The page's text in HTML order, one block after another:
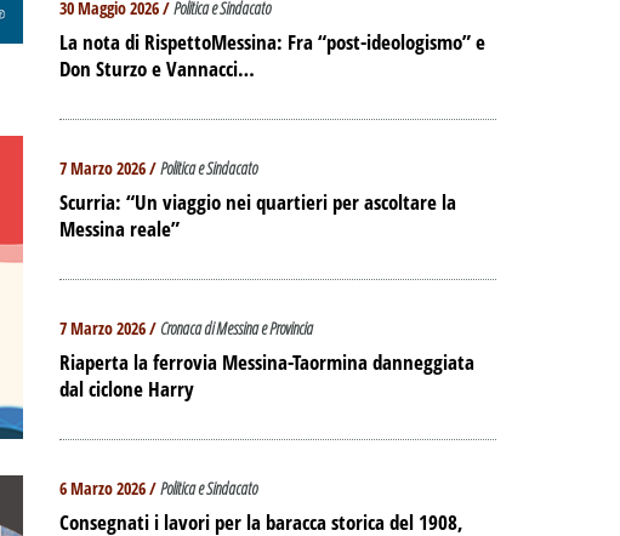
30 Maggio 2026 /Politica e Sindacato
La nota di RispettoMessina: Fra “post-ideologismo” e
Don Sturzo e Vannacci…
7 Marzo 2026 /Politica e Sindacato
Scurria: “Un viaggio nei quartieri per ascoltare la
Messina reale”
7 Marzo 2026 / Cronaca di Messina e Provincia
Riaperta la ferrovia Messina-Taormina danneggiata
dal ciclone Harry
6 Marzo 2026 /Politica e Sindacato
Consegnati i lavori per la baracca storica del 1908,